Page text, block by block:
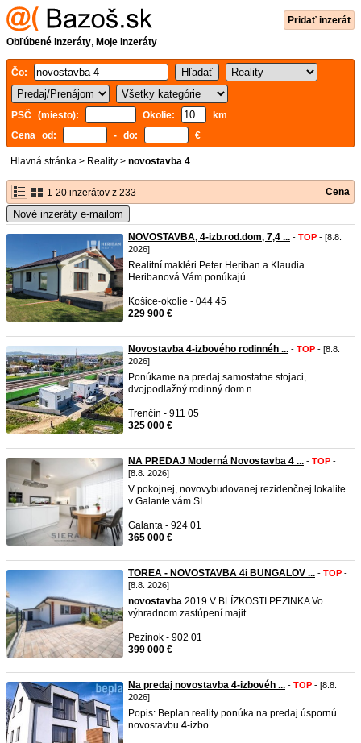
Pridať inzerát
Obľúbené inzeráty, Moje inzeráty
Čo:
PSČ (miesto): Okolie:
km
Cena od:
- do: €
Hlavná stránka > Reality > novostavba 4
1-20 inzerátov z 233 Cena
Nové inzeráty e-mailom
NOVOSTAVBA, 4-izb.rod.dom, 7,4 ... - TOP - [8.8.
2026]
Realitní makléri Peter Heriban a Klaudia
Heribanová Vám ponúkajú ...
Košice-okolie - 044 45
229 900 €
Novostavba 4-izbového rodinnéh ... - TOP - [8.8.
2026]
Ponúkame na predaj samostatne stojaci,
dvojpodlažný rodinný dom n ...
Trenčín - 911 05
325 000 €
NA PREDAJ Moderná Novostavba 4 ... - TOP -
[8.8. 2026]
V pokojnej, novovybudovanej rezidenčnej lokalite
v Galante vám SI ...
Galanta - 924 01
365 000 €
TOREA - NOVOSTAVBA 4i BUNGALOV ... - TOP -
[8.8. 2026]
novostavba 2019 V BLÍZKOSTI PEZINKA Vo
výhradnom zastúpení majit ...
Pezinok - 902 01
399 000 €
Na predaj novostavba 4-izbovéh ... - TOP - [8.8.
2026]
Popis: Beplan reality ponúka na predaj úspornú
novostavbu 4-izbo ...